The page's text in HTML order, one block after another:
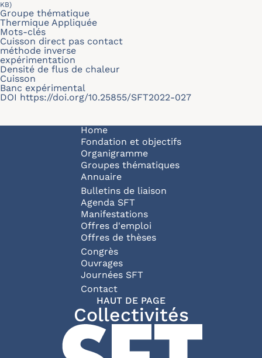
KB)
Groupe thématique
Thermique Appliquée
Mots-clés
Cuisson direct pas contact
méthode inverse
expérimentation
Densité de flus de chaleur
Cuisson
Banc expérimental
DOI https://doi.org/10.25855/SFT2022-027
Navigation principale
Home
Fondation et objectifs
Organigramme
Groupes thématiques
Annuaire
Bulletins de liaison
Agenda SFT
Manifestations
Offres d'emploi
Offres de thèses
Congrès
Ouvrages
Journées SFT
Pied de page
Contact
HAUT DE PAGE
Collectivités